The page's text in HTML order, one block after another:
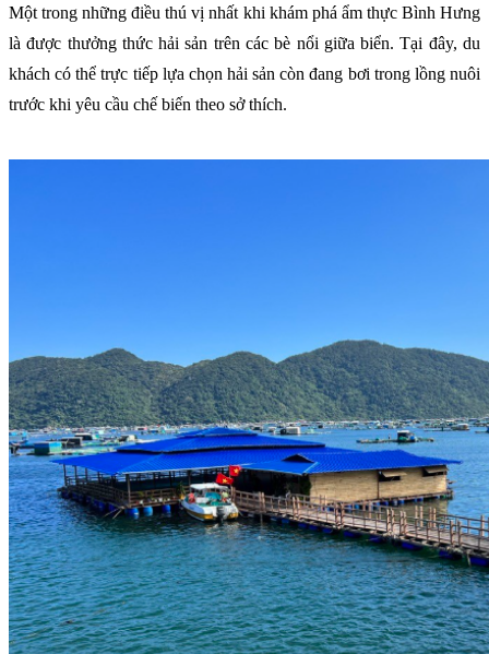
Một trong những điều thú vị nhất khi khám phá ẩm thực Bình Hưng
là được thưởng thức hải sản trên các bè nổi giữa biển. Tại đây, du
khách có thể trực tiếp lựa chọn hải sản còn đang bơi trong lồng nuôi
trước khi yêu cầu chế biến theo sở thích.